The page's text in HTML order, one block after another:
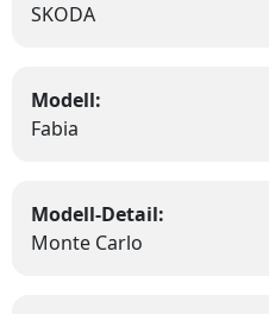
SKODA
Modell:
Fabia
Modell-Detail:
Monte Carlo